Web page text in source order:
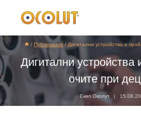
/ Публикации / Дигитални устройства и
Дигитални устройства
очите при
Екип Околут